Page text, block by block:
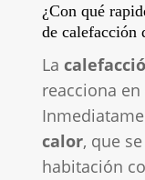
¿Con qué
de calefacción
La
reacciona en
calor, que
habitación